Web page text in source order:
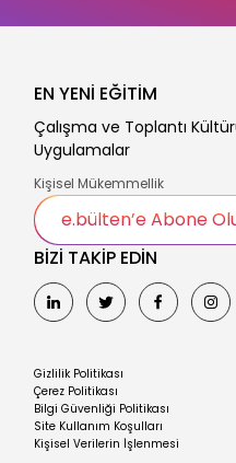
BİZİ TAKİP EDİN
Gizlilik Politikası
Çerez Politikası
Bilgi Güvenliği Politikası
Site Kullanım Koşulları
Kişisel Verilerin İşlenmesi
EN YENİ EĞİTİM
Çalışma ve Toplantı
Uygulamalar
Kişisel Mükemmellik
e.bülten’e Abone